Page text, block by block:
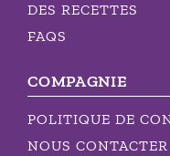
DES RECETTES
FAQS
COMPAGNIE
POLITIQUE DE
NOUS CONTACTER